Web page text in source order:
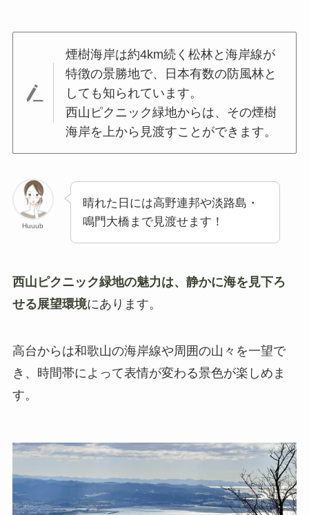
煙樹海岸は約4km続く松林と海岸線が
特徴の景勝地で、日本有数の防風林と
しても知られています。
西山ピクニック緑地からは、その煙樹
海岸を上から見渡すことができます。
Huuub
晴れた日には高野連邦や淡路島・
鳴門大橋まで見渡せます！
西山ピクニック緑地の魅力は、静かに海を見下ろ
せる展望環境にあります。
高台からは和歌山の海岸線や周囲の山々を一望で
き、時間帯によって表情が変わる景色が楽しめま
す。